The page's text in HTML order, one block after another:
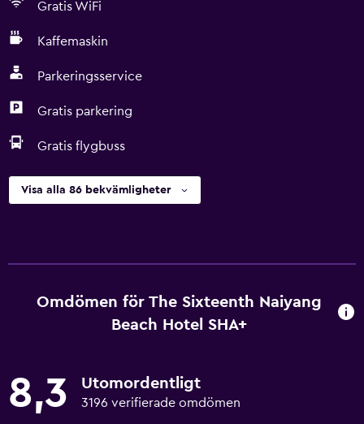
Gratis WiFi
Kaffemaskin
Parkeringsservice
Gratis parkering
Gratis flygbuss
Visa alla 86 bekvämligheter
Omdömen för The Sixteenth Naiyang
Beach Hotel SHA+
8,3 Utomordentligt
3196 verifierade omdömen